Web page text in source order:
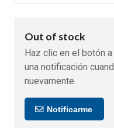
Out of stock
Haz clic en el botón
una notificación
nuevamente.
Notificarme